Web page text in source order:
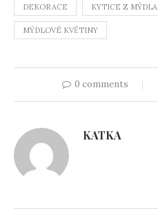
DEKORACE KYTICE Z MÝDLA
MÝDLOVÉ KVĚTINY
0 comments
KATKA